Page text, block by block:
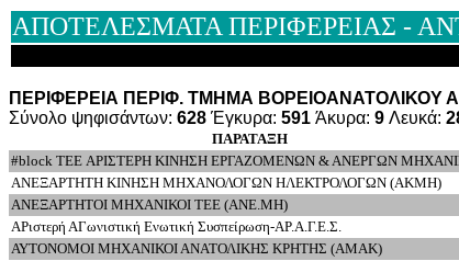
ΑΠΟΤΕΛΕΣΜΑΤΑ ΠΕΡΙΦΕΡΕΙΑΣ -
ΠΕΡΙΦΕΡΕΙΑ ΠΕΡΙΦ. ΤΜΗΜΑ ΒΟΡΕΙΟΑΝΑΤΟΛΙΚΟΥ
Σύνολο ψηφισάντων: 628 Έγκυρα: 591 Άκυρα: 9 Λευκά:
ΠΑΡΑΤΑΞΗ
#block TEE ΑΡΙΣΤΕΡΗ ΚΙΝΗΣΗ ΕΡΓΑΖΟΜΕΝΩΝ & ΑΝΕΡΓΩΝ
ΑΝΕΞΑΡΤΗΤΗ ΚΙΝΗΣΗ ΜΗΧΑΝΟΛΟΓΩΝ ΗΛΕΚΤΡΟΛΟΓΩΝ (ΑΚΜΗ)
ΑΝΕΞΑΡΤΗΤΟΙ ΜΗΧΑΝΙΚΟΙ ΤΕΕ (ΑΝΕ.ΜΗ)
ΑΡιστερή ΑΓωνιστική Ενωτική Συσπείρωση-ΑΡ.Α.Γ.Ε.Σ.
ΑΥΤΟΝΟΜΟΙ ΜΗΧΑΝΙΚΟΙ ΑΝΑΤΟΛΙΚΗΣ ΚΡΗΤΗΣ (ΑΜΑΚ)